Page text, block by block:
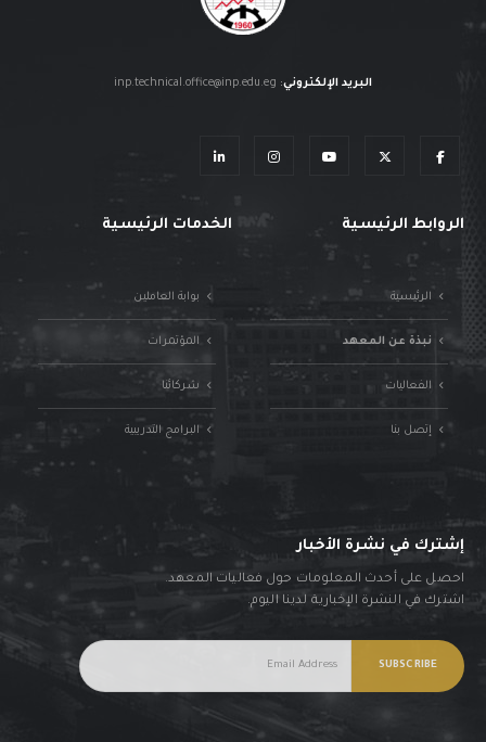
البريد الإلكتروني:
inp.technical.office@inp.edu.eg
الروابط الرئيسية
الرئيسية
نبذة عن المعهد
الفعاليات
إتصل بنا
الخدمات الرئيسية
بوابة العاملين
المؤتمرات
شركائنا
البرامج التدريبية
إشترك في نشرة الأخبار
احصل على أحدث المعلومات حول فعاليات المعهد.
اشترك في النشرة الإخبارية لدينا اليوم.